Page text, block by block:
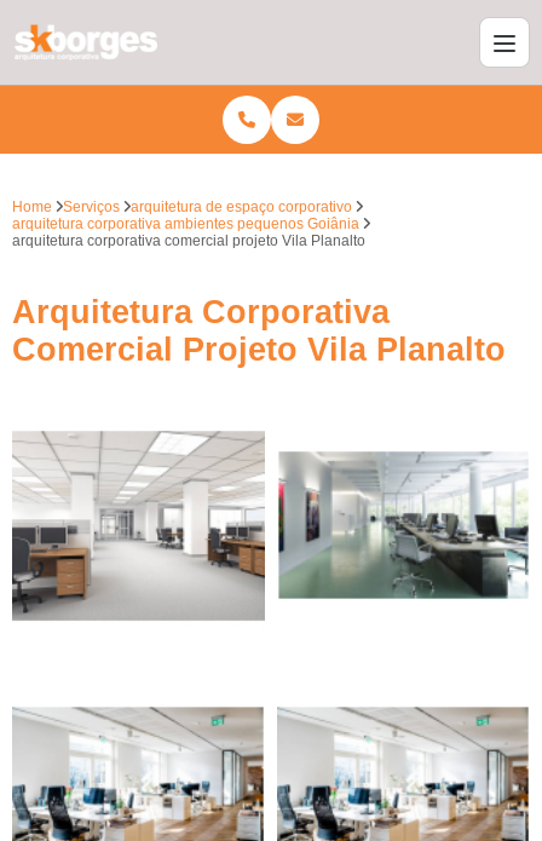
Home Serviços
arquitetura de espaço corporativo
arquitetura corporativa ambientes pequenos Goiânia
arquitetura corporativa comercial projeto Vila Planalto
Arquitetura Corporativa
Comercial Projeto Vila Planalto